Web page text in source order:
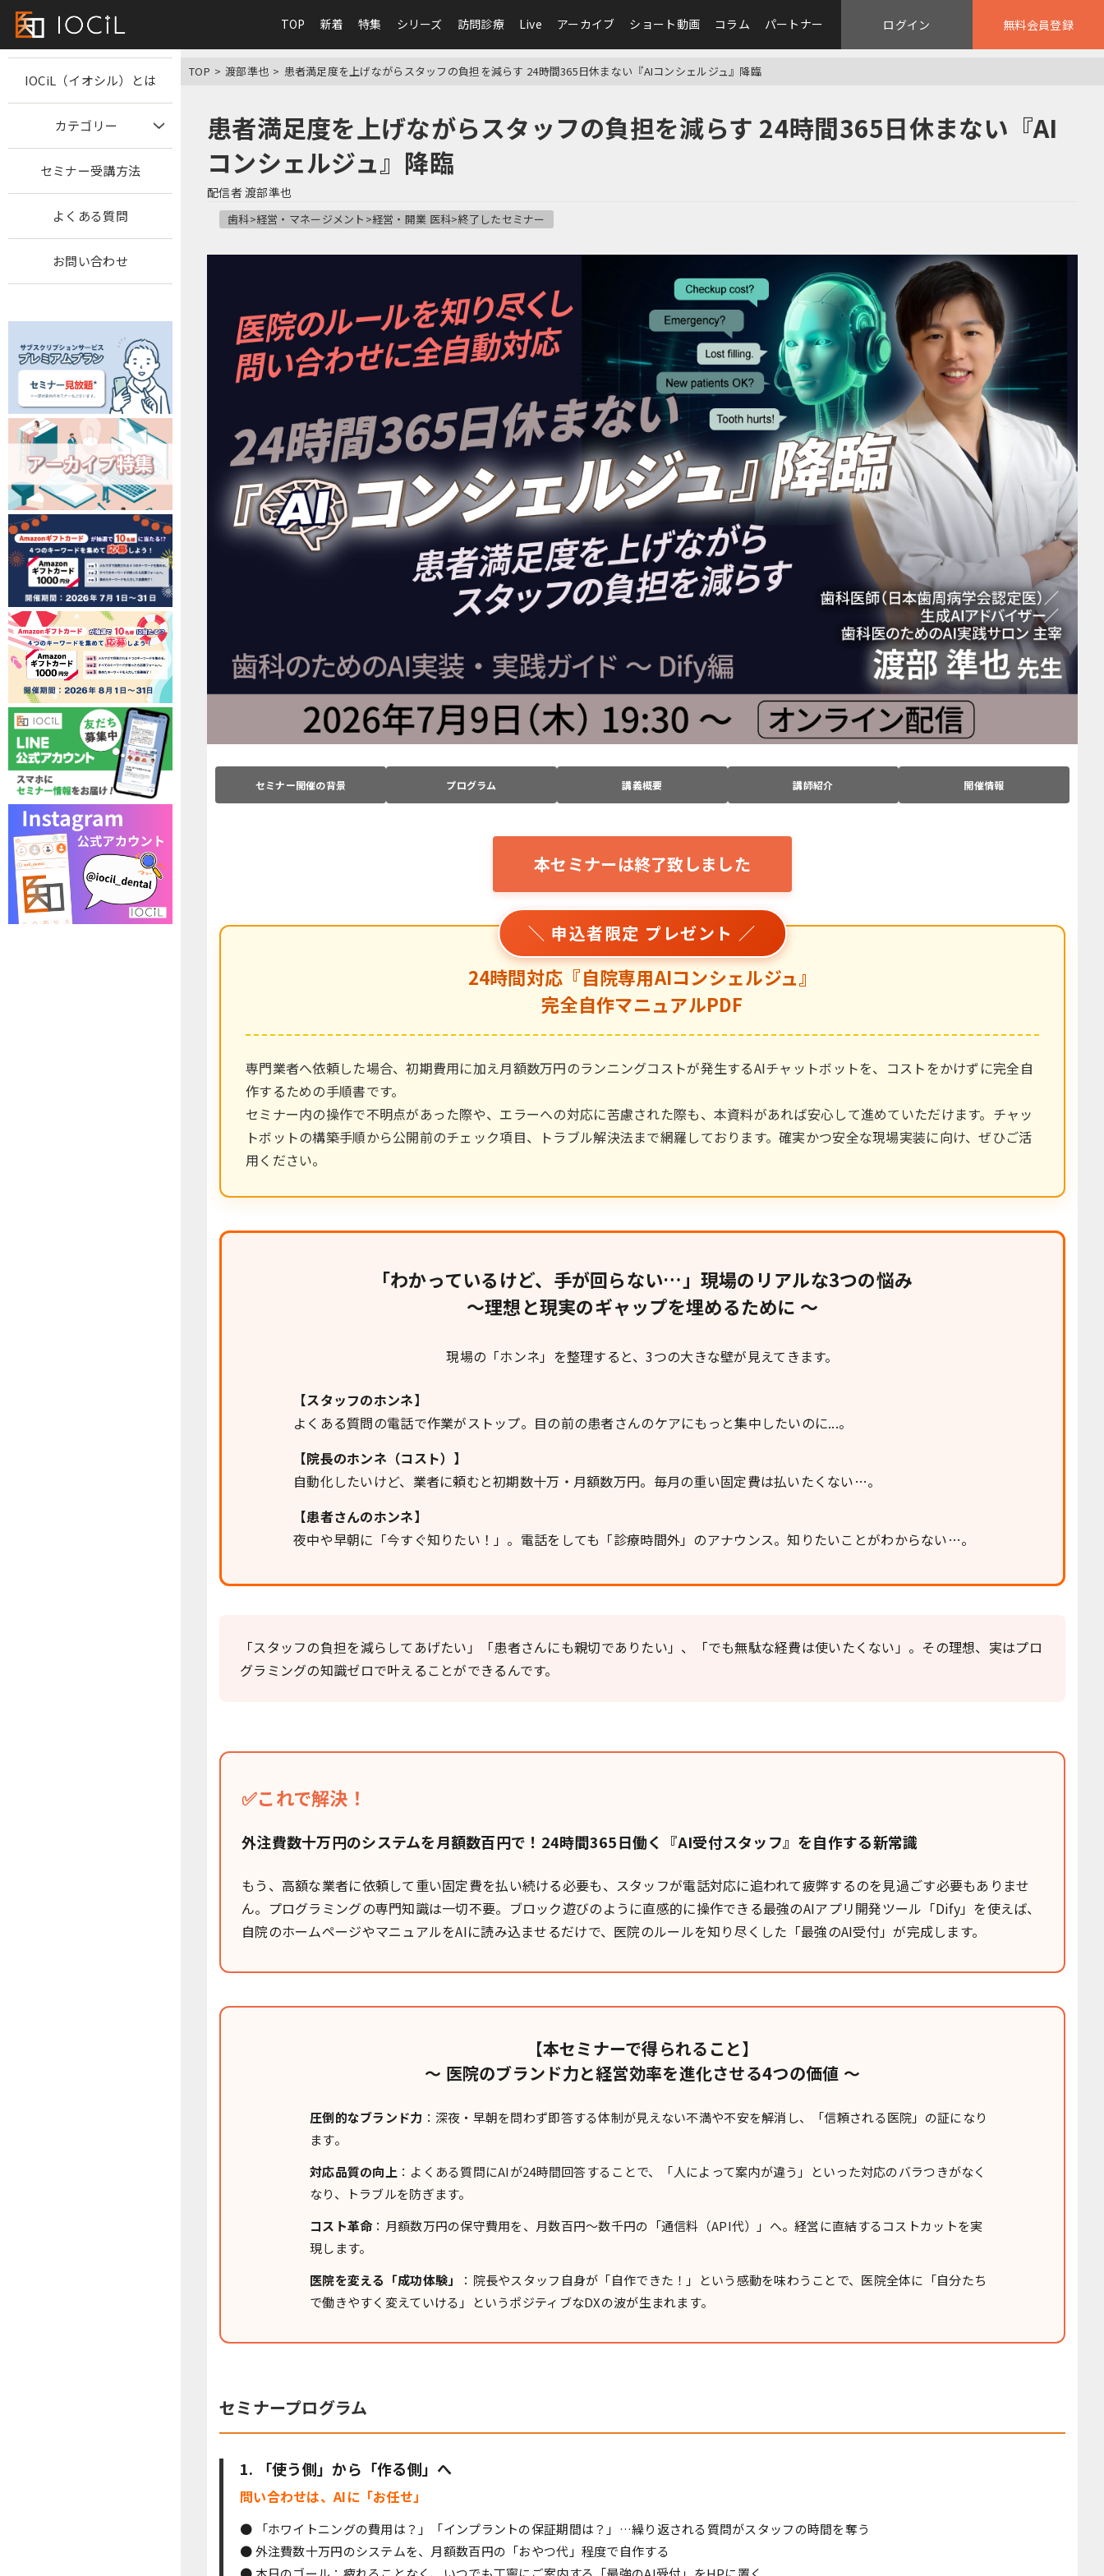
TOP 新着 特集 シリーズ 訪問診療 Live アーカイブ ショート動画 コラム パートナー ログイン 無料会員登録
TOP 渡部準也 患者満足度を上げながらスタッフの負担を減らす 24時間365日休まない『AIコンシェルジュ』降臨
患者満足度を上げながらスタッフの負担を減らす 24時間365日休まない『AI
コンシェルジュ』降臨
配信者渡部準也
歯科>経営・マネージメント>経営・開業 医科>終了したセミナー
セミナー開催の背景 プログラム 講義概要 講師紹介 開催情報
本セミナーは終了致しました
＼ 申込者限定 プレゼント ／
24時間対応『自院専用AIコンシェルジュ』
完全自作マニュアルPDF
専門業者へ依頼した場合、初期費用に加え月額数万円のランニングコストが発生するAIチャットボットを、コストをかけずに完全自
作するための手順書です。
セミナー内の操作で不明点があった際や、エラーへの対応に苦慮された際も、本資料があれば安心して進めていただけます。チャッ
トボットの構築手順から公開前のチェック項目、トラブル解決法まで網羅しております。確実かつ安全な現場実装に向け、ぜひご活
用ください。
「わかっているけど、手が回らない…」現場のリアルな3つの悩み
〜理想と現実のギャップを埋めるために 〜
現場の「ホンネ」を整理すると、3つの大きな壁が見えてきます。
【スタッフのホンネ】
よくある質問の電話で作業がストップ。目の前の患者さんのケアにもっと集中したいのに...。
【院長のホンネ（コスト）】
自動化したいけど、業者に頼むと初期数十万・月額数万円。毎月の重い固定費は払いたくない…。
【患者さんのホンネ】
夜中や早朝に「今すぐ知りたい！」。電話をしても「診療時間外」のアナウンス。知りたいことがわからない…。
「スタッフの負担を減らしてあげたい」「患者さんにも親切でありたい」、「でも無駄な経費は使いたくない」。その理想、実はプロ
グラミングの知識ゼロで叶えることができるんです。
✅これで解決！
外注費数十万円のシステムを月額数百円で！24時間365日働く『AI受付スタッフ』を自作する新常識
もう、高額な業者に依頼して重い固定費を払い続ける必要も、スタッフが電話対応に追われて疲弊するのを見過ごす必要もありませ
ん。プログラミングの専門知識は一切不要。ブロック遊びのように直感的に操作できる最強のAIアプリ開発ツール「Dify」を使えば、
自院のホームページやマニュアルをAIに読み込ませるだけで、医院のルールを知り尽くした「最強のAI受付」が完成します。
【本セミナーで得られること】
〜 医院のブランド力と経営効率を進化させる4つの価値 〜
圧倒的なブランド力 ：深夜・早朝を問わず即答する体制が見えない不満や不安を解消し、「信頼される医院」の証になり
ます。
対応品質の向上：よくある質問にAIが24時間回答することで、「人によって案内が違う」といった対応のバラつきがなく
なり、トラブルを防ぎます。
コスト革命：月額数万円の保守費用を、月数百円〜数千円の「通信料（API代）」へ。経営に直結するコストカットを実
現します。
医院を変える「成功体験」
：院長やスタッフ自身が「自作できた！」という感動を味わうことで、医院全体に「自分たち
で働きやすく変えていける」というポジティブなDXの波が生まれます。
セミナープログラム
1. 「使う側」から「作る側」へ
問い合わせは、AIに「お任せ」
● 「ホワイトニングの費用は？」「インプラントの保証期間は？」…繰り返される質問がスタッフの時間を奪う
● 外注費数十万円のシステムを、月額数百円の「おやつ代」程度で自作する
IOCiL（イオシル）とは
カテゴリー
セミナー受講方法
よくある質問
お問い合わせ